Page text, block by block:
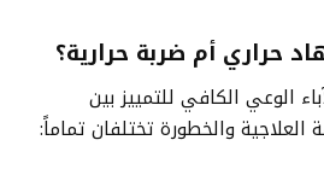
حراري أم ضربة حرارية؟
الوعي الكافي للتمييز بين
العلاجية والخطورة تختلفان تماماً: